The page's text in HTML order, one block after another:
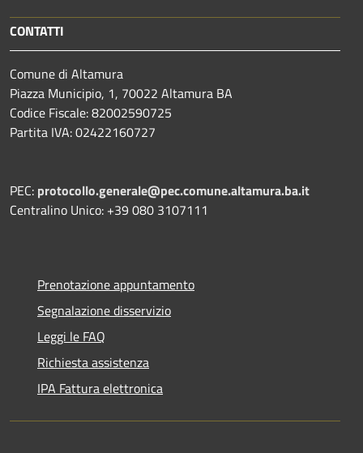
CONTATTI
Comune di Altamura
Piazza Municipio, 1, 70022 Altamura BA
Codice Fiscale: 82002590725
Partita IVA: 02422160727
PEC: protocollo.generale@pec.comune.altamura.ba.it
Centralino Unico: +39 080 3107111
Prenotazione appuntamento
Segnalazione disservizio
Leggi le FAQ
Richiesta assistenza
IPA Fattura elettronica